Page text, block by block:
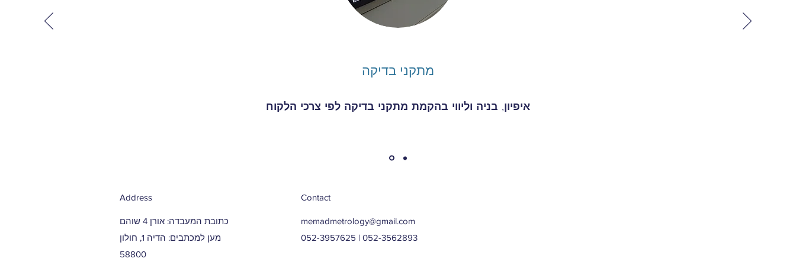
מתקני בדיקה
איפיון, בניה וליווי בהקמת מתקני בדיקה לפי צרכי הלקוח
Address
מען למכתבים: הדיה 1, חולון
58800
Contact
memadmetrology@gmail.com
052-3957625 | 052-3562893